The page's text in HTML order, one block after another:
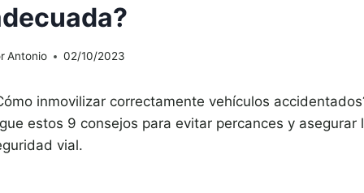
Antonio 02/10/2023
inmovilizar correctamente vehículos
estos 9 consejos para evitar percances y asegurar
vial.